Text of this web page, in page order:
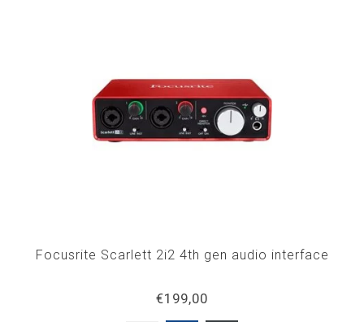
Focusrite Scarlett 2i2 4th gen audio interface
€199,00